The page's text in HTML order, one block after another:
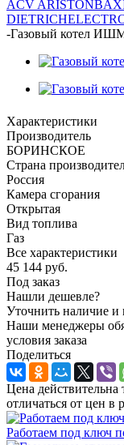
ACV ARISTON
DIETRICH
-Газовый котел
Характеристики
Производитель
БОРИНСКОЕ
Страна
Россия
Камера сгорания
Открытая
Вид топлива
Газ
Все характеристики
45 144 руб.
Под заказ
Нашли дешевле?
Уточнить наличие и
Наши менеджеры
условия заказа
Поделиться
Цена действительна
отличаться от цен в
Работаем под ключ